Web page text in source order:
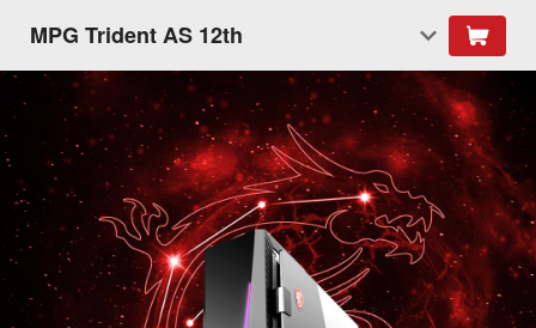
MPG Trident AS 12th